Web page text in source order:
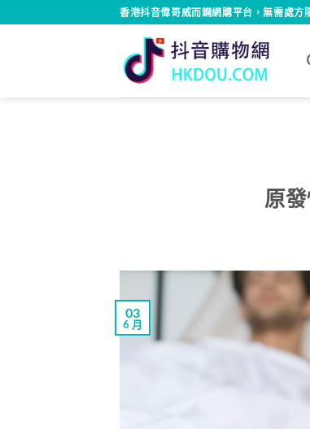
to
香港抖音偉哥威而鋼網購平台，無需處方
原
03
6 月